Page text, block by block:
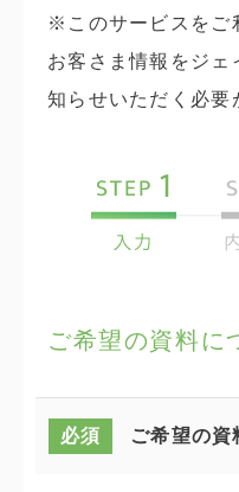
※このサービスをご
お客さま情報をジェ
知らせいただく必要
ご希望の資料に
必須 ご希望の資